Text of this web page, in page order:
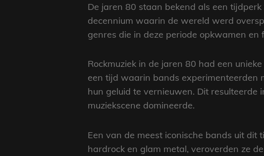
De jaren 80 staan bekend als een
decennium waarin de wereld werd
genres die in deze periode opkwamen en
Rockmuziek in de jaren 80 had een
een tijd waarin bands experimenteerden
hun geluid te vernieuwen. Dit
muziekscene domineerde.
Een van de meest iconische bands uit dit
hardrock en glam metal, veroverden ze de